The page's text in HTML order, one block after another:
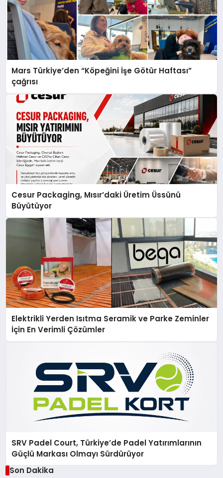
Mars Türkiye’den “Köpeğini İşe Götür Haftası”
çağrısı
Cesur Packaging, Mısır’daki Üretim Üssünü
Büyütüyor
Elektrikli Yerden Isıtma Seramik ve Parke Zeminler
İçin En Verimli Çözümler
SRV Padel Court, Türkiye’de Padel Yatırımlarının
Güçlü Markası Olmayı Sürdürüyor
Son Dakika